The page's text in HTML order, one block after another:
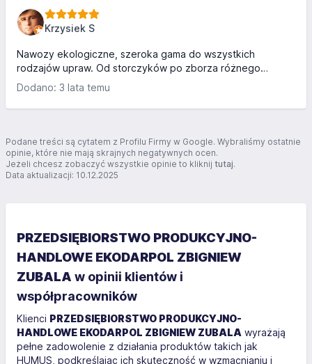
Krzysiek S
Nawozy ekologiczne, szeroka gama do wszystkich
rodzajów upraw. Od storczyków po zborza różnego
rodzaju.
Dodano: 3 lata temu
Podane treści są cytatem z Profilu Firmy w Google. Wybraliśmy ostatnie
opinie, które nie mają skrajnych negatywnych ocen.
Jeżeli chcesz zobaczyć wszystkie opinie to kliknij tutaj.
Data aktualizacji: 10.12.2025
PRZEDSIĘBIORSTWO PRODUKCYJNO-
HANDLOWE EKODARPOL ZBIGNIEW
ZUBALA w opinii klientów i
współpracowników
Klienci PRZEDSIĘBIORSTWO PRODUKCYJNO-
HANDLOWE EKODARPOL ZBIGNIEW ZUBALA wyrażają
pełne zadowolenie z działania produktów takich jak
HUMUS, podkreślając ich skuteczność w wzmacnianiu i